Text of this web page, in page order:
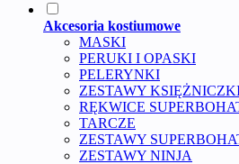
Akcesoria kostiumowe
MASKI
PERUKI I OPASKI
PELERYNKI
ZESTAWY
RĘKWICE
TARCZE
ZESTAWY
ZESTAWY NINJA